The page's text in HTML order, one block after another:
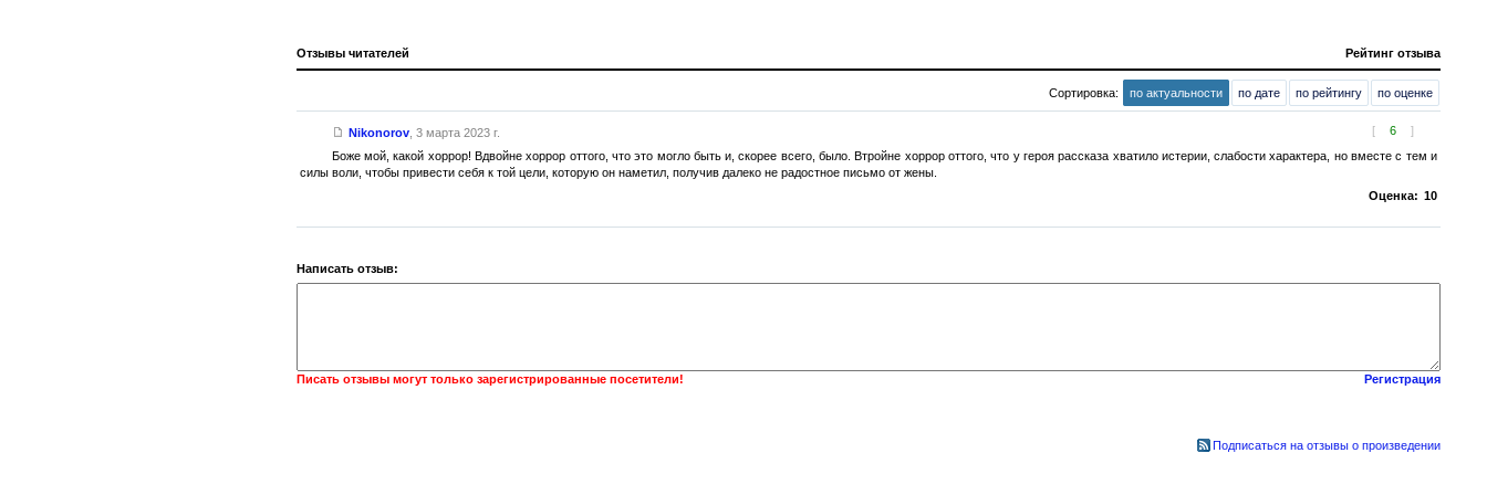
Отзывы читателей Рейтинг отзыва
Сортировка: по актуальности по дате по рейтингу по оценке
[ 6 ]
Nikonorov, 3 марта 2023 г.
Боже мой, какой хоррор! Вдвойне хоррор оттого, что это могло быть и, скорее всего, было. Втройне хоррор оттого, что у героя рассказа хватило истерии, слабости характера, но вместе с тем и
силы воли, чтобы привести себя к той цели, которую он наметил, получив далеко не радостное письмо от жены.
Оценка: 10
Написать отзыв:
Писать отзывы могут только зарегистрированные посетители! Регистрация
Подписаться на отзывы о произведении